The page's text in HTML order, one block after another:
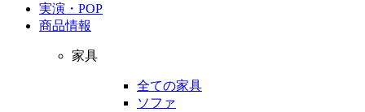
実演・POP
商品情報
家具
全ての家具
ソファ